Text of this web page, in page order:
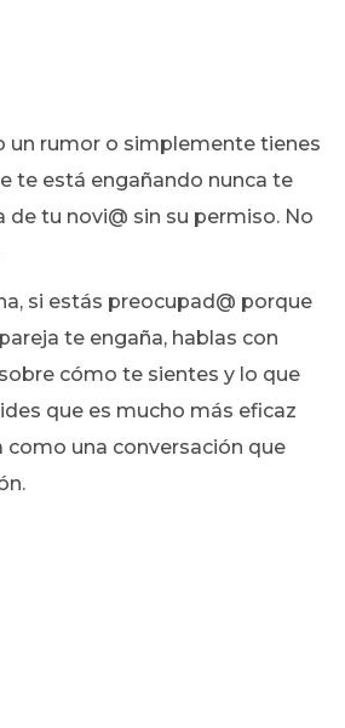
un rumor o simplemente tienes
te está engañando nunca te
de tu novi@ sin su permiso. No
si estás preocupad@ porque
te engaña, hablas con
cómo te sientes y lo que
que es mucho más eficaz
una conversación que